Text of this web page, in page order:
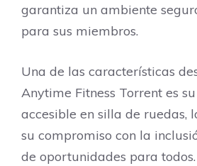
garantiza un ambiente
para sus miembros.
Una de las características
Anytime Fitness Torrent es
accesible en silla de ruedas,
su compromiso con la
de oportunidades para